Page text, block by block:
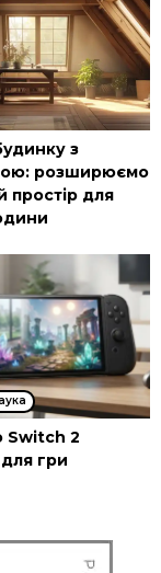
з
розширюємо
простір для
Switch 2
гри